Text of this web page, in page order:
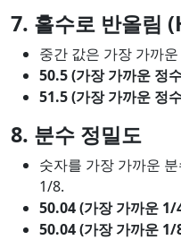
7. 홀수로 반올림
중간 값은 가장 가까
50.5 (가장 가까운 정
51.5 (가장 가까운 정
8. 분수 정밀도
숫자를 가장 가까운
1/8.
50.04 (가장 가까운 1/
50.04 (가장 가까운 1/